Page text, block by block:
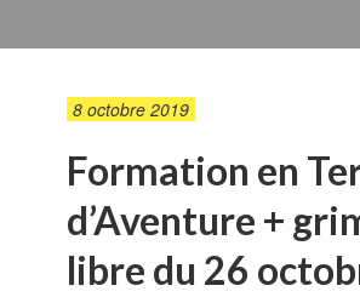
8 octobre 2019
Formation en
d’Aventure +
libre du 26